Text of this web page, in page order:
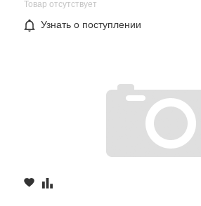
Товар отсутствует
Узнать о поступлении